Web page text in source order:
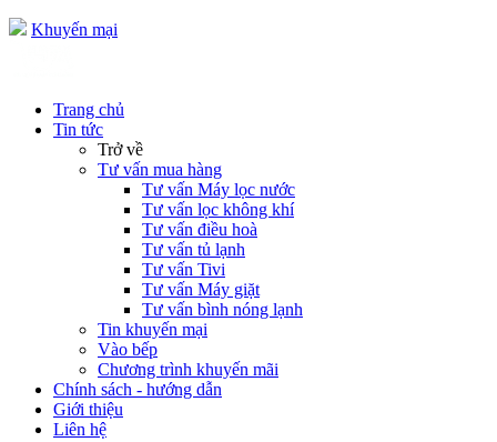
Khuyến mại
Trang chủ
Tin tức
Trở về
Tư vấn mua hàng
Tư vấn Máy lọc nước
Tư vấn lọc không khí
Tư vấn điều hoà
Tư vấn tủ lạnh
Tư vấn Tivi
Tư vấn Máy giặt
Tư vấn bình nóng lạnh
Tin khuyến mại
Vào bếp
Chương trình khuyến mãi
Chính sách - hướng dẫn
Giới thiệu
Liên hệ